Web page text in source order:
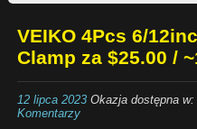
VEIKO 4Pcs 6/
Clamp za $25.00 /
12 lipca 2023Okazja dostępna w:
Komentarzy